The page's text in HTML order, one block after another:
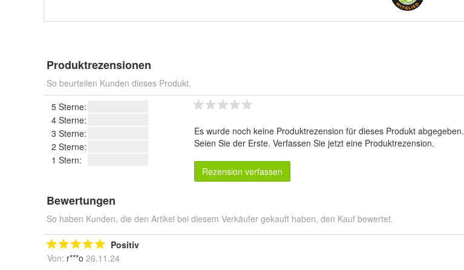
Produktrezensionen
So beurteilen Kunden dieses Produkt.
5 Sterne:
4 Sterne:
3 Sterne:
2 Sterne:
1 Stern:
Es wurde noch keine Produktrezension für dieses Produkt abgegeben.
Seien Sie der Erste. Verfassen Sie jetzt eine Produktrezension.
Rezension verfassen
Bewertungen
So haben Kunden, die den Artikel bei diesem Verkäufer gekauft haben, den Kauf bewertet.
Positiv
Von: r***o 26.11.24